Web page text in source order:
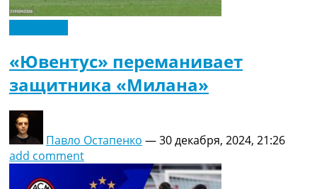
«Ювентус» переманивает
защитника «Милана»
Павло Остапенко —30 декабря, 2024, 21:26
add comment